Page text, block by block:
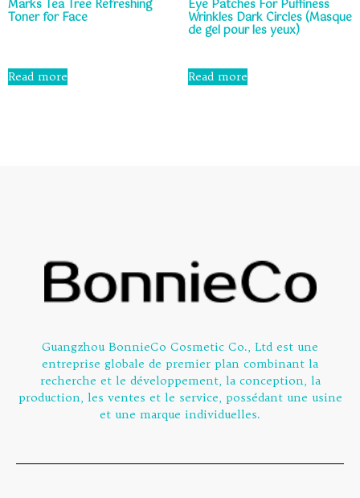
Marks Tea Tree Refreshing
Toner for Face
out
of
5
Read more
Eye Patches For Puffiness
Wrinkles Dark Circles (Masque
de gel pour les yeux)
0
out
Read more
Guangzhou BonnieCo Cosmetic Co., Ltd est une
entreprise globale de premier plan combinant la
recherche et le développement, la conception, la
production, les ventes et le service, possédant une usine
et une marque individuelles.